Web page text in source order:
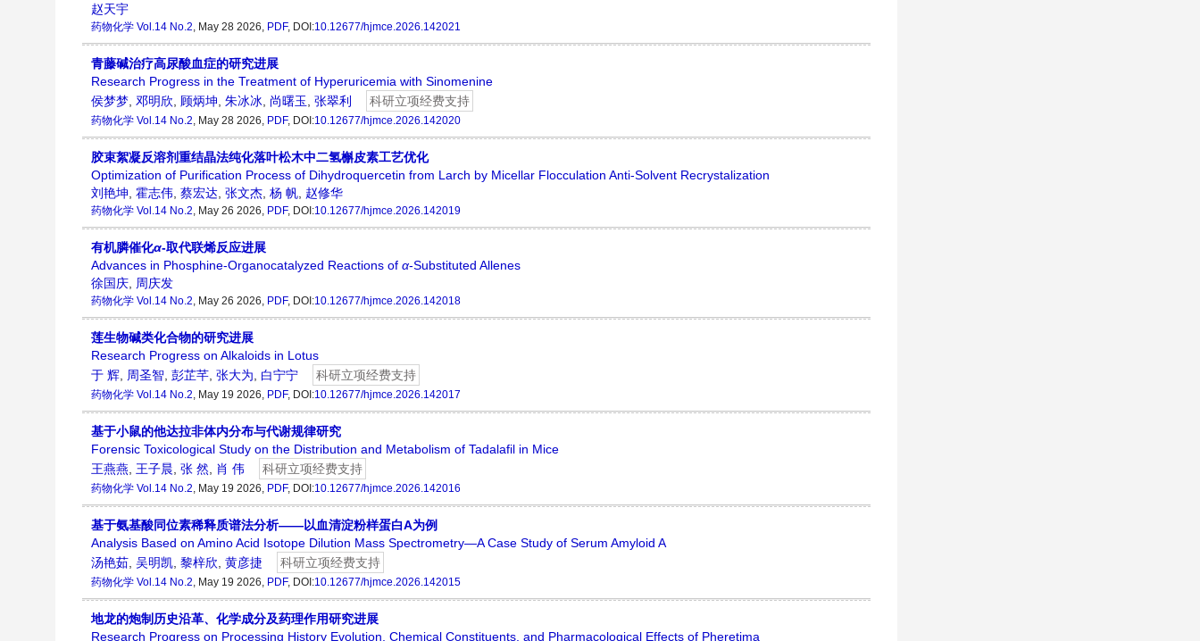
赵天宇
药物化学 Vol.14 No.2, May 28 2026, PDF, DOI:10.12677/hjmce.2026.142021
青藤碱治疗高尿酸血症的研究进展
Research Progress in the Treatment of Hyperuricemia with Sinomenine
侯梦梦, 邓明欣, 顾炳坤, 朱冰冰, 尚曙玉, 张翠利 科研立项经费支持
药物化学 Vol.14 No.2, May 28 2026, PDF, DOI:10.12677/hjmce.2026.142020
胶束絮凝反溶剂重结晶法纯化落叶松木中二氢槲皮素工艺优化
Optimization of Purification Process of Dihydroquercetin from Larch by Micellar Flocculation Anti-Solvent Recrystalization
刘艳坤, 霍志伟, 蔡宏达, 张文杰, 杨 帆, 赵修华
药物化学 Vol.14 No.2, May 26 2026, PDF, DOI:10.12677/hjmce.2026.142019
有机膦催化α-取代联烯反应进展
Advances in Phosphine-Organocatalyzed Reactions of α-Substituted Allenes
徐国庆, 周庆发
药物化学 Vol.14 No.2, May 26 2026, PDF, DOI:10.12677/hjmce.2026.142018
莲生物碱类化合物的研究进展
Research Progress on Alkaloids in Lotus
于 辉, 周圣智, 彭芷芊, 张大为, 白宁宁 科研立项经费支持
药物化学 Vol.14 No.2, May 19 2026, PDF, DOI:10.12677/hjmce.2026.142017
基于小鼠的他达拉非体内分布与代谢规律研究
Forensic Toxicological Study on the Distribution and Metabolism of Tadalafil in Mice
王燕燕, 王子晨, 张 然, 肖 伟 科研立项经费支持
药物化学 Vol.14 No.2, May 19 2026, PDF, DOI:10.12677/hjmce.2026.142016
基于氨基酸同位素稀释质谱法分析——以血清淀粉样蛋白A为例
Analysis Based on Amino Acid Isotope Dilution Mass Spectrometry—A Case Study of Serum Amyloid A
汤艳茹, 吴明凯, 黎梓欣, 黄彦捷 科研立项经费支持
药物化学 Vol.14 No.2, May 19 2026, PDF, DOI:10.12677/hjmce.2026.142015
地龙的炮制历史沿革、化学成分及药理作用研究进展
Research Progress on Processing History Evolution, Chemical Constituents, and Pharmacological Effects of Pheretima